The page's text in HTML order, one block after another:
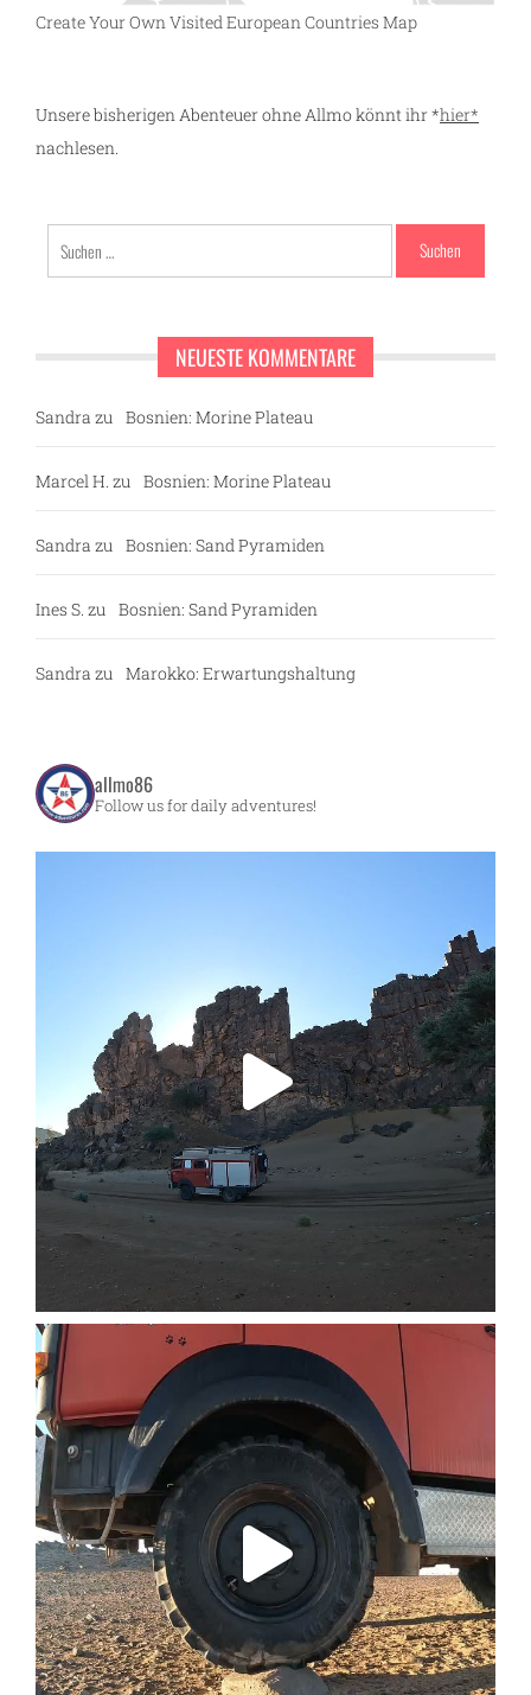
Create Your Own Visited European Countries Map
Unsere bisherigen Abenteuer ohne Allmo könnt ihr *hier*
nachlesen.
nach:
NEUESTE KOMMENTARE
Sandra zu Bosnien: Morine Plateau
Marcel H. zu Bosnien: Morine Plateau
Sandra zu Bosnien: Sand Pyramiden
Ines S. zu Bosnien: Sand Pyramiden
Sandra zu Marokko: Erwartungshaltung
allmo86
Follow us for daily adventures!